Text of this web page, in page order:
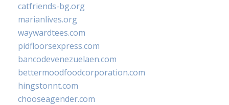
catfriends-bg.org
marianlives.org
waywardtees.com
pidfloorsexpress.com
bancodevenezuelaen.com
bettermoodfoodcorporation.com
hingstonnt.com
chooseagender.com